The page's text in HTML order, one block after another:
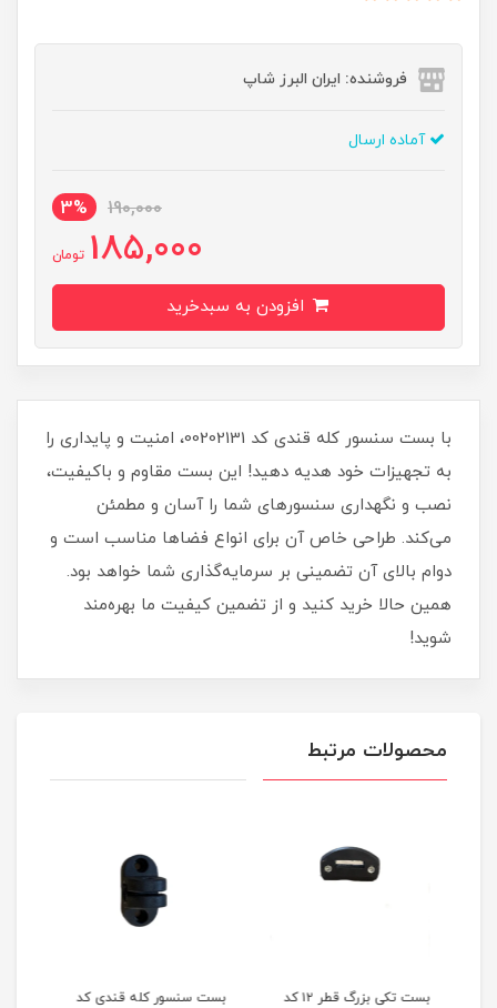
فروشنده: ایران البرز شاپ
آماده ارسال
190,000
3%
185,000 تومان
با بست سنسور کله قندی کد 00202131، امنیت و پایداری را
به تجهیزات خود هدیه دهید! این بست مقاوم و باکیفیت،
نصب و نگهداری سنسورهای شما را آسان و مطمئن
می‌کند. طراحی خاص آن برای انواع فضاها مناسب است و
دوام بالای آن تضمینی بر سرمایه‌گذاری شما خواهد بود.
همین حالا خرید کنید و از تضمین کیفیت ما بهره‌مند
شوید!
محصولات مرتبط
بست تکی بزرگ قطر ۱۲ کد
بست سنسور کله قندی کد